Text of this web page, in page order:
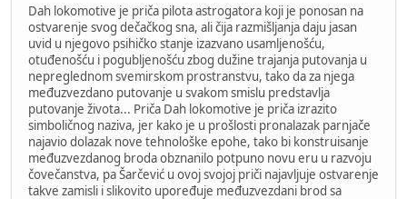
Dah lokomotive je priča pilota astrogatora koji je ponosan na
ostvarenje svog dečačkog sna, ali čija razmišljanja daju jasan
uvid u njegovo psihičko stanje izazvano usamljenošću,
otuđenošću i pogubljenošću zbog dužine trajanja putovanja u
nepreglednom svemirskom prostranstvu, tako da za njega
međuzvezdano putovanje u svakom smislu predstavlja
putovanje života... Priča Dah lokomotive je priča izrazito
simboličnog naziva, jer kako je u prošlosti pronalazak parnjače
najavio dolazak nove tehnološke epohe, tako bi konstruisanje
međuzvezdanog broda obznanilo potpuno novu eru u razvoju
čovečanstva, pa Šarčević u ovoj svojoj priči najavljuje ostvarenje
takve zamisli i slikovito upoređuje međuzvezdani brod sa